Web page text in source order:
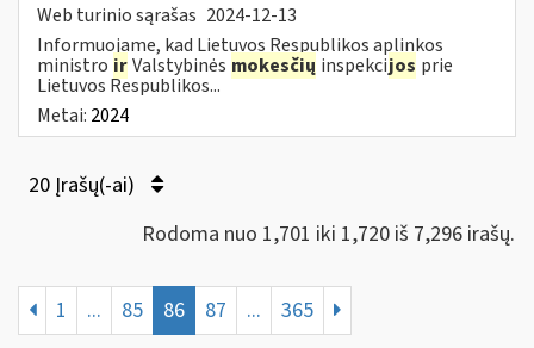
Web turinio sąrašas 2024-12-13
Informuojame, kad Lietuvos Respublikos aplinkos
ministro irValstybinės mokesčių inspekcijos prie
Lietuvos Respublikos...
Metai: 2024
20 Įrašų(-ai)
Rodoma nuo 1,701 iki 1,720 iš 7,296 irašų.
1 ... 85 86 87 ... 365